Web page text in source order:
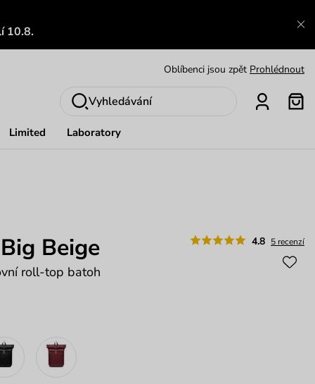
10.8.
Limited Laboratory
Nech se inspirovat Ukázat
Vyhledávání
4.8 5 recenzí
Beige
roll-top batoh